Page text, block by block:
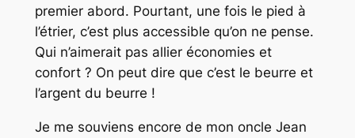
premier abord. Pourtant, une fois le pied à
l’étrier, c’est plus accessible qu’on ne pense.
Qui n’aimerait pas allier économies et
confort ? On peut dire que c’est le beurre et
l’argent du beurre !
Je me souviens encore de mon oncle Jean